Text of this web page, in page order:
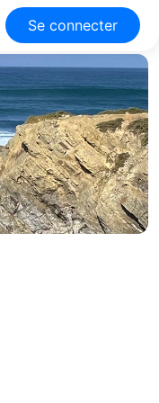
Se connecter